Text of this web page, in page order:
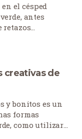
el césped
antes
retazos
el césped. ¿La
de nuevo con
arreglar
a tu jardín.
creativas de
y bonitos es un
formas
como utilizar